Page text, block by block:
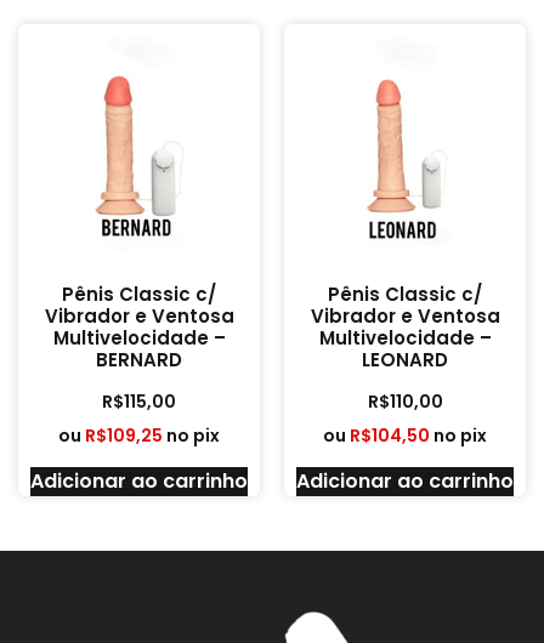
Pênis Classic c/
Vibrador e Ventosa
Multivelocidade –
BERNARD
R$115,00
ou R$109,25 no pix
Adicionar ao carrinho
Pênis Classic c/
Vibrador e Ventosa
Multivelocidade –
LEONARD
R$110,00
ou R$104,50 no pix
Adicionar ao carrinho